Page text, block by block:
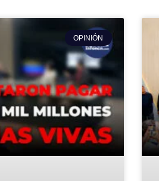
OPINIÓN